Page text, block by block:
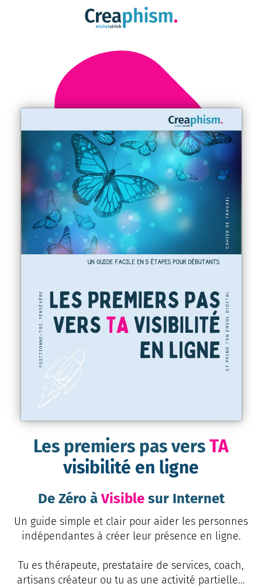
Les premiers pas versTA
visibilité en ligne
De Zéro àVisiblesur Internet
Un guide simple et clair pour aider les personnes
indépendantes à créer leur présence en ligne.
Tu es thérapeute, prestataire de services, coach,
artisans créateur ou tu as une activité partielle...